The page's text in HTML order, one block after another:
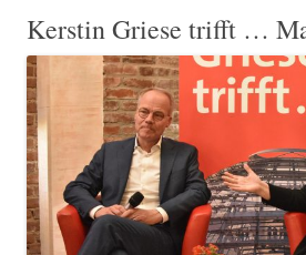
Kerstin Griese trifft …